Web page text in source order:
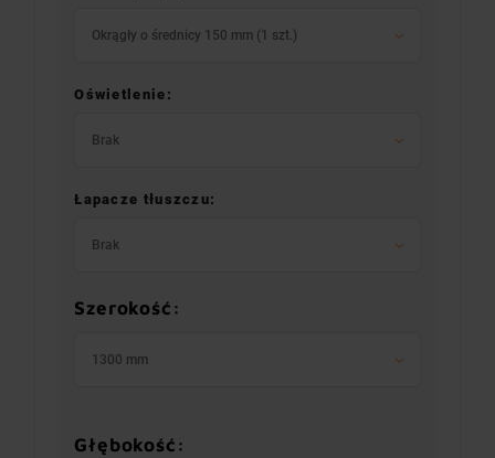
Okrągły o średnicy 150 mm (1 szt.)
Oświetlenie:
Brak
Łapacze tłuszczu:
Brak
Szerokość:
1300 mm
Głębokość: